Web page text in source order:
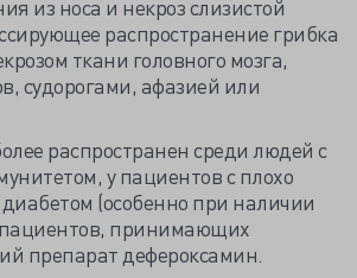
из носа и некроз слизистой
распространение грибка
ткани головного мозга,
судорогами, афазией или
распространен среди людей с
у пациентов с плохо
(особенно при наличии
пациентов, принимающих
препарат дефероксамин.